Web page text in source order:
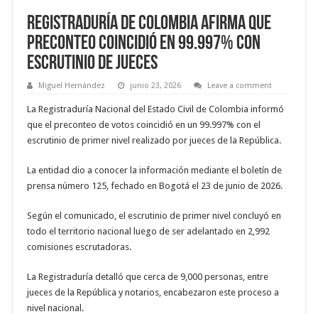
Registraduría de Colombia afirma que
preconteo coincidió en 99.997% con
escrutinio de jueces
Miguel Hernández junio 23, 2026 Leave a comment
La Registraduría Nacional del Estado Civil de Colombia informó
que el preconteo de votos coincidió en un 99.997% con el
escrutinio de primer nivel realizado por jueces de la República.
La entidad dio a conocer la información mediante el boletín de
prensa número 125, fechado en Bogotá el 23 de junio de 2026.
Según el comunicado, el escrutinio de primer nivel concluyó en
todo el territorio nacional luego de ser adelantado en 2,992
comisiones escrutadoras.
La Registraduría detalló que cerca de 9,000 personas, entre
jueces de la República y notarios, encabezaron este proceso a
nivel nacional.